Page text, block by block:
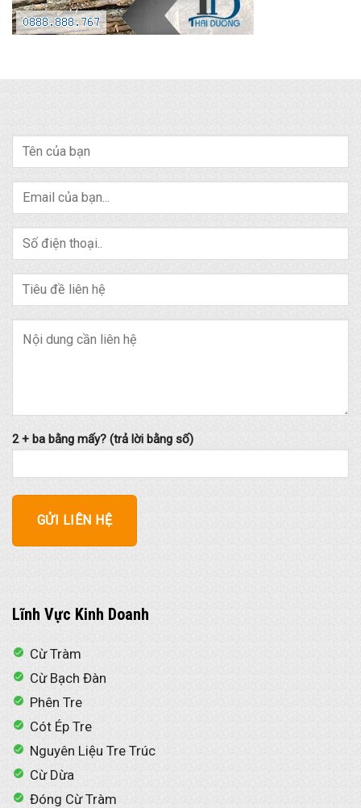
2 + ba bằng mấy? (trả lời bằng số)
Lĩnh Vực Kinh Doanh
Cừ Tràm
Cừ Bạch Đàn
Phên Tre
Cót Ép Tre
Nguyên Liệu Tre Trúc
Cừ Dừa
Đóng Cừ Tràm